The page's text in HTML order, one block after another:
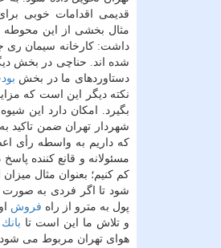
قدیمی اقدامات خوبی
مثال بخشی از این محوطه
داشت: كارخانه سیمان ری
شده اند. حناچی در بخش
دستاوردهای ما در بخش
نكته دیگر این است كه
بگیرد. امكان دارد این
شهردار تهران ضمن
كه داریم به واسطه رأی
مسئولانه و قانع كننده
كم كنیم؛ بعنوان مثال
شود تا اگر فردی به
پول به مترو از راه فروش
و تلاش ما این است تا بانك
هوای تهران مربوط می شود